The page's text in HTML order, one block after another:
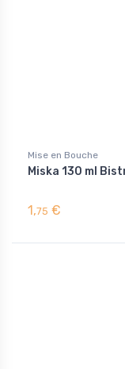
Mise en Bouche
Miska 130 ml
1,75 €